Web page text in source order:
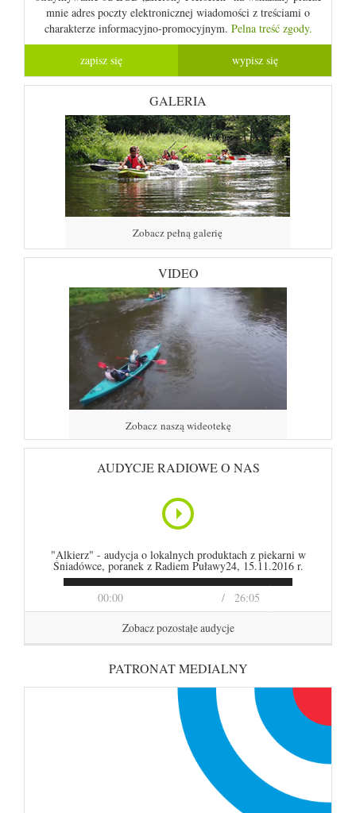
mnie adres poczty elektronicznej wiadomości z treściami o
charakterze informacyjno-promocyjnym. Pelna treść zgody.
GALERIA
Zobacz pełną galerię
VIDEO
Zobacz naszą wideotekę
AUDYCJE RADIOWE O NAS
00:00 26:05
"Alkierz" - audycja o lokalnych produktach z piekarni w
Śniadówce, poranek z Radiem Puławy24, 15.11.2016 r.
Zobacz pozostałe audycje
PATRONAT MEDIALNY